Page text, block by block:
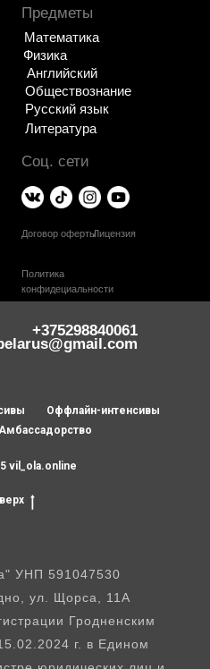
Литература
Русский язык
Обществознание
Предметы
Физика
Английский
Математика
Соц. сети
Договор оферты
Политика
конфидециальности
Лицензия
+375298840061
Оффлайн-интенсивы
vil_ola.online
УНП 591047530
ул. Щорса, 11А
Гродненским
г. в Едином